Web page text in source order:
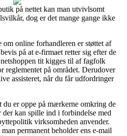
på nettet kan man utvivlsomt
dog er det mange gange ikke
om online forhandleren er støttet af
på at e-firmaet retter sig efter de
tit kigges til af fagfolk
reglementet på området. Derudover
assisteret, når du får udfordringer
du er oppe på mærkerne omkring de
der kan spille ind i forbindelse med
virksomheden anvender.
permanent beholder ens e-mail